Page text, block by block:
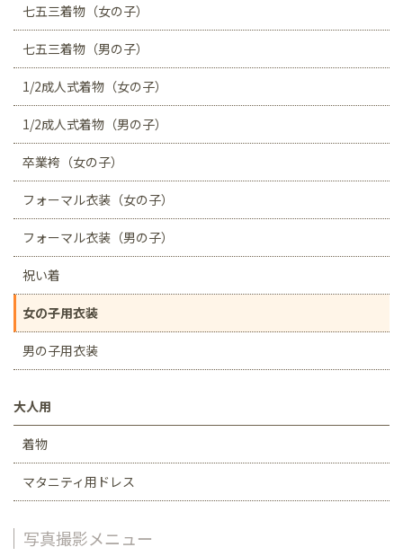
七五三着物（女の子）
七五三着物（男の子）
1/2成人式着物（女の子）
1/2成人式着物（男の子）
卒業袴（女の子）
フォーマル衣装（女の子）
フォーマル衣装（男の子）
祝い着
女の子用衣装
男の子用衣装
大人用
着物
マタニティ用ドレス
写真撮影メニュー